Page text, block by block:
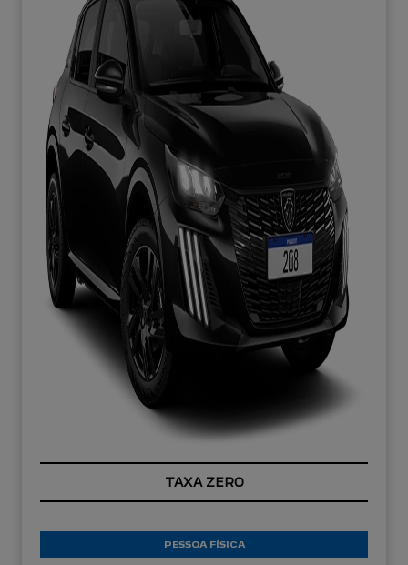
TAXA ZERO
PESSOA FÍSICA